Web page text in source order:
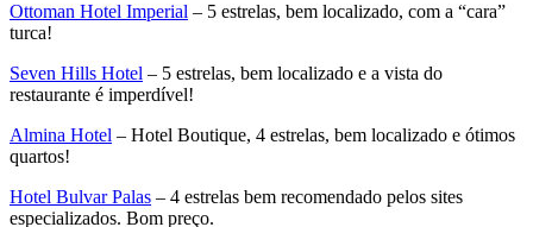
Ottoman Hotel Imperial – 5 estrelas, bem localizado, com a “cara”
turca!
Seven Hills Hotel – 5 estrelas, bem localizado e a vista do
restaurante é imperdível!
Almina Hotel – Hotel Boutique, 4 estrelas, bem localizado e ótimos
quartos!
Hotel Bulvar Palas – 4 estrelas bem recomendado pelos sites
especializados. Bom preço.